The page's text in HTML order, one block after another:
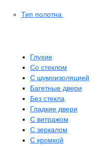
Тип полотна
Глухие
Со стеклом
C шумоизоляцией
Багетные двери
Без стекла
Гладкие двери
С витражом
С зеркалом
С кромкой